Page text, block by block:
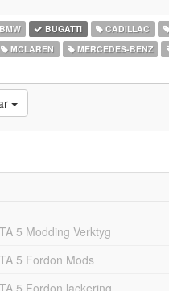
BUGATTI CADILLAC
MCLAREN MERCEDES-BENZ
5 Modding Verktyg
5 Fordon Mods
5 Fordon lackering